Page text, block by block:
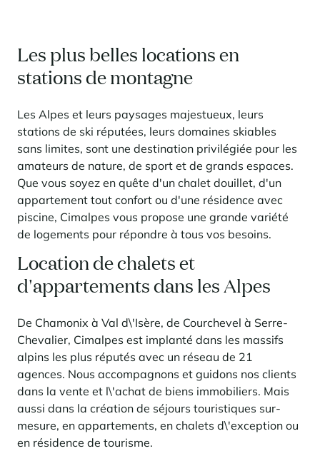
Les plus belles locations en
stations de montagne
Les Alpes et leurs paysages majestueux, leurs
stations de ski réputées, leurs domaines skiables
sans limites, sont une destination privilégiée pour les
amateurs de nature, de sport et de grands espaces.
Que vous soyez en quête d'un chalet douillet, d'un
appartement tout confort ou d'une résidence avec
piscine, Cimalpes vous propose une grande variété
de logements pour répondre à tous vos besoins.
Location de chalets et
d'appartements dans les Alpes
De Chamonix à Val d\'Isère, de Courchevel à Serre-
Chevalier, Cimalpes est implanté dans les massifs
alpins les plus réputés avec un réseau de 21
agences. Nous accompagnons et guidons nos clients
dans la vente et l\'achat de biens immobiliers. Mais
aussi dans la création de séjours touristiques sur-
mesure, en appartements, en chalets d\'exception ou
en résidence de tourisme.